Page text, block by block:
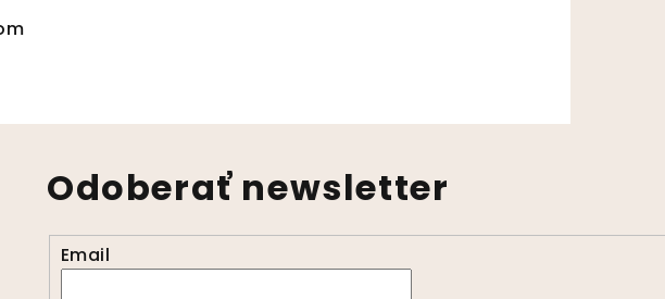
prvky výpisu
Odoberať newsletter
Email